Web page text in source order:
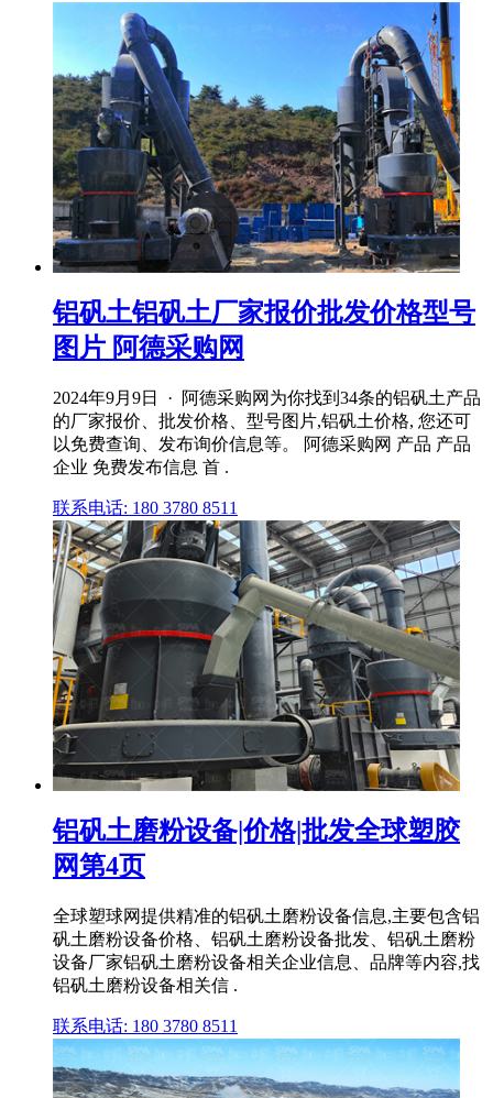
铝矾土铝矾土厂家报价批发价格型号
图片 阿德采购网
2024年9月9日 · 阿德采购网为你找到34条的铝矾土产品
的厂家报价、批发价格、型号图片,铝矾土价格, 您还可
以免费查询、发布询价信息等。 阿德采购网 产品 产品
企业 免费发布信息 首 .
联系电话: 180 3780 8511
铝矾土磨粉设备|价格|批发全球塑胶
网第4页
全球塑球网提供精准的铝矾土磨粉设备信息,主要包含铝
矾土磨粉设备价格、铝矾土磨粉设备批发、铝矾土磨粉
设备厂家铝矾土磨粉设备相关企业信息、品牌等内容,找
铝矾土磨粉设备相关信 .
联系电话: 180 3780 8511